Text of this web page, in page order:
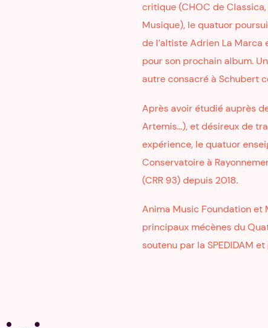
critique (CHOC de
Musique), le quatuor
de l’altiste Adrien La
pour son prochain album.
autre consacré à Schubert
Après avoir étudié auprès
Artemis…), et désireux de
expérience, le quatuor
Conservatoire à
(CRR 93) depuis 2018.
Anima Music Foundation et
principaux mécènes du
soutenu par la SPEDIDAM